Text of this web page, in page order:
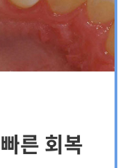
른 회복